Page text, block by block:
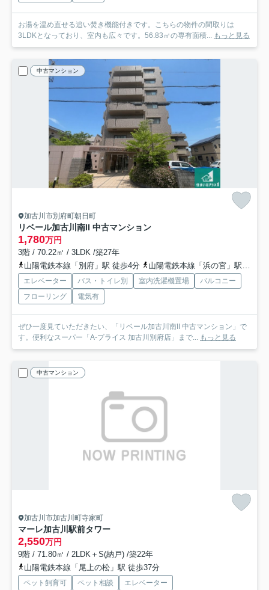
お湯を温め直せる追い焚き機能付きです。こちらの物件の間取りは
3LDKとなっており、室内も広々です。56.83㎡の専有面積... もっと見る
中古マンション
加古川市別府町朝日町
リベール加古川南II 中古マンション
1,780万円
3階 / 70.22㎡ / 3LDK /築27年
山陽電鉄本線「別府」駅 徒歩4分
山陽電鉄本線「浜の宮」駅 徒歩22分
エレベーター バス・トイレ別 室内洗濯機置場
バルコニー
フローリング
電気有
ぜひ一度見ていただきたい、「リベール加古川南II 中古マンション」で
す。便利なスーパー「A-プライス 加古川別府店」まで... もっと見る
中古マンション
加古川市加古川町寺家町
マーレ加古川駅前タワー
2,550万円
9階 / 71.80㎡ / 2LDK＋S(納戸) /築22年
山陽電鉄本線「尾上の松」駅 徒歩37分
ペット飼育可 ペット相談 エレベーター